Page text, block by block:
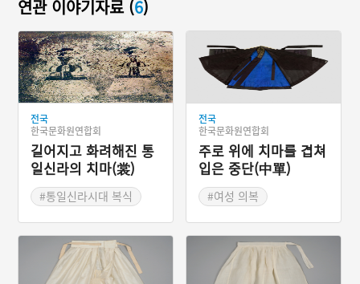
연관 이야기자료 (6)
전국
한국문화원연합회
길어지고 화려해진 통
일신라의 치마(裳)
#통일신라시대 복식
전국
한국문화원연합회
주로 위에 치마를 겹쳐
입은 중단(中單)
#여성 의복